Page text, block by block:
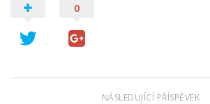
0
NÁSLEDUJÍCÍ PŘÍSPĚVEK